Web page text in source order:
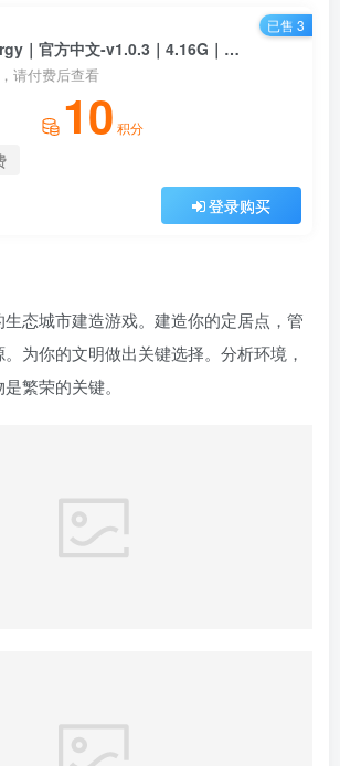
奇星协力｜Synergy｜官方中文-v1.0.3｜4.16G｜免安装
请付费后查看
10 积分
登录购买
已售 3
态城市建造游戏。建造你的定居点，管
为你的文明做出关键选择。分析环境，
繁荣的关键。